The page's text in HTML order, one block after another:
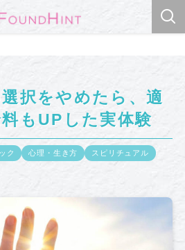
択をやめたら、適
もUPした実体験
ク 心理・生き方 スピリチュアル